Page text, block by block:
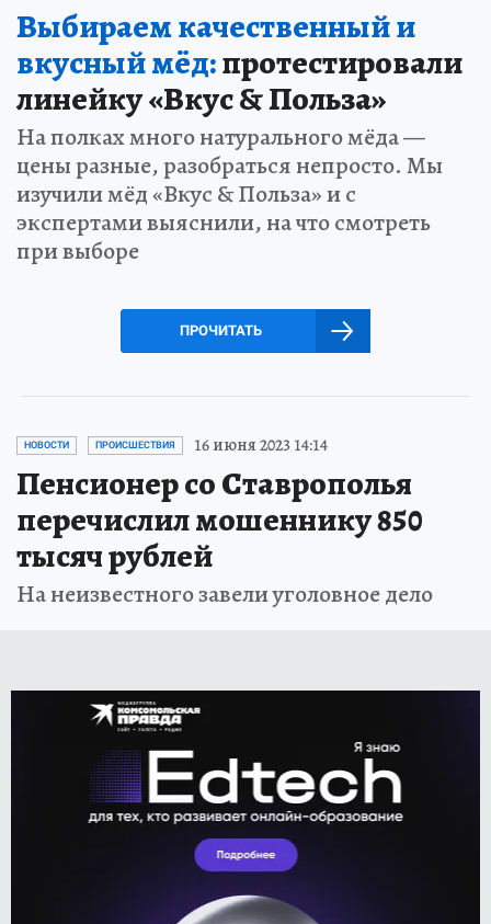
Выбираем качественный и
вкусный мёд:протестировали
линейку «Вкус & Польза»
На полках много натурального мёда —
цены разные, разобраться непросто. Мы
изучили мёд «Вкус & Польза» и с
экспертами выяснили, на что смотреть
при выборе
ПРОЧИТАТЬ
НОВОСТИ ПРОИСШЕСТВИЯ 16 июня 2023 14:14
Пенсионер со Ставрополья
перечислил мошеннику 850
тысяч рублей
На неизвестного завели уголовное дело